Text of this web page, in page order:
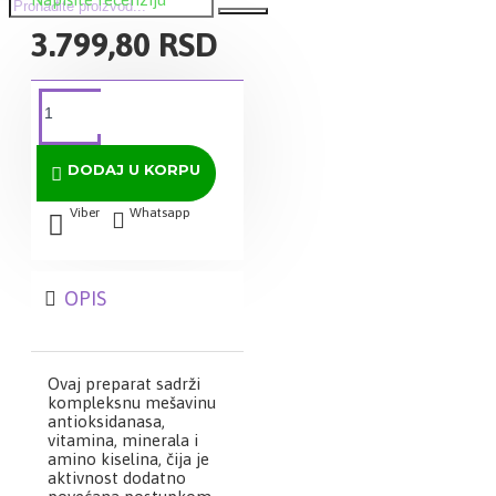
3.799,80 RSD
DODAJ U KORPU
Viber Whatsapp
OPIS
Ovaj preparat sadrži
kompleksnu mešavinu
antioksidanasa,
vitamina, minerala i
amino kiselina, čija je
aktivnost dodatno